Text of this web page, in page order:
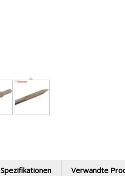
Spezifikationen Verwandte